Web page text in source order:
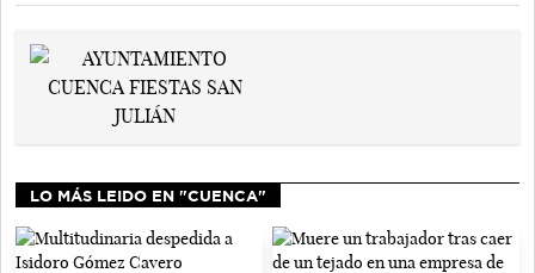
LO MÁS LEIDO EN "CUENCA"